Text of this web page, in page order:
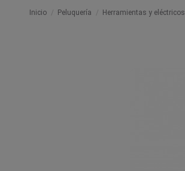
Inicio Peluquería Herramientas y eléctricos